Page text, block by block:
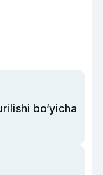
bo‘yicha